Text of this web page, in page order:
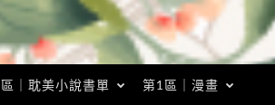
｜耽美小說書單 第1區｜漫畫